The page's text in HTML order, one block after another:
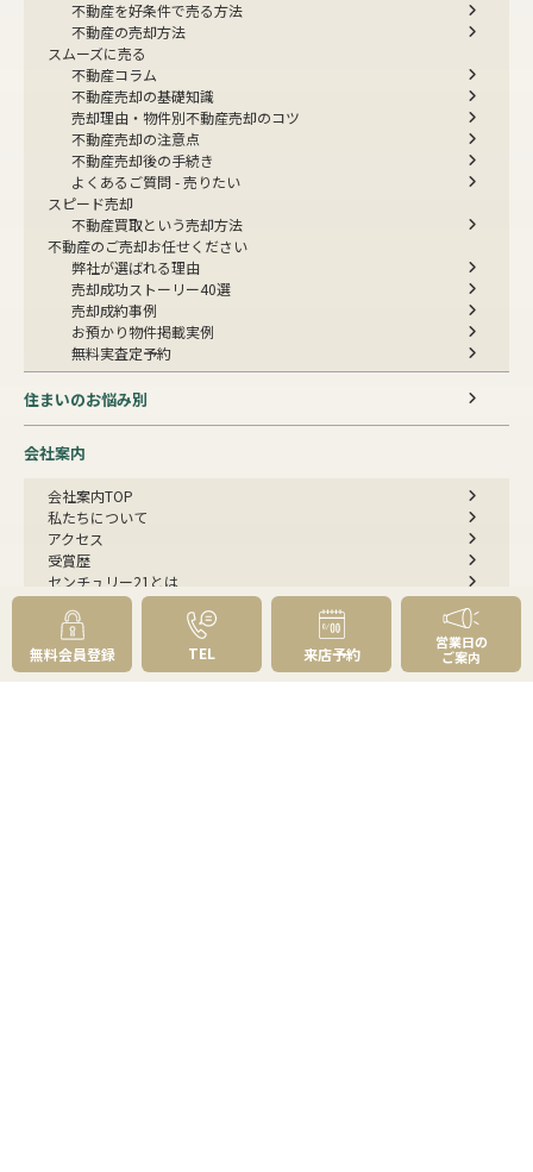
不動産を好条件で売る方法
不動産の売却方法
スムーズに売る
不動産コラム
不動産売却の基礎知識
売却理由・物件別不動産売却のコツ
不動産売却の注意点
不動産売却後の手続き
よくあるご質問 - 売りたい
スピード売却
不動産買取という売却方法
不動産のご売却お任せください
弊社が選ばれる理由
売却成功ストーリー40選
売却成約事例
お預かり物件掲載実例
無料実査定予約
住まいのお悩み別
会社案内
会社案内TOP
私たちについて
アクセス
受賞歴
センチュリー21とは
スタッフ紹介
お客様の声
成約事例
スタッフブログ
無料会員登録 TEL 来店予約
営業日の
ご案内